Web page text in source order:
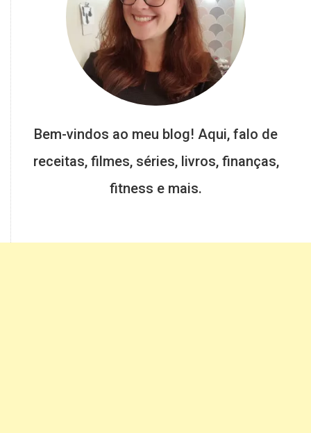
Bem-vindos ao meu blog! Aqui, falo de
receitas, filmes, séries, livros, finanças,
fitness e mais.